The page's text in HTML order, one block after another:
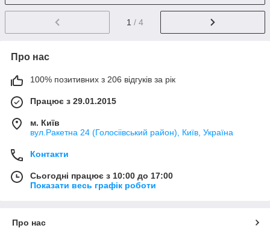
1 / 4
Про нас
100% позитивних з 206 відгуків за рік
Працює з 29.01.2015
м. Київ
вул.Ракетна 24 (Голосіівський район), Київ, Україна
Контакти
Сьогодні працює з 10:00 до 17:00
Показати весь графік роботи
Про нас